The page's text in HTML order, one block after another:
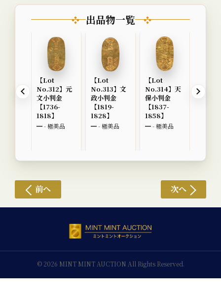
出品物一覧
【Lot
No.312】元
文小判金
【1736-
1818】
━ - 極美品
【Lot
No.313】文
政小判金
【1819-
1828】
━ - 極美品
【Lot
No.314】天
保小判金
【1837-
1858】
━ - 極美品
一分金
前へ 次へ
© 2026 MINT MINT AUCTION All Rights Reserved.